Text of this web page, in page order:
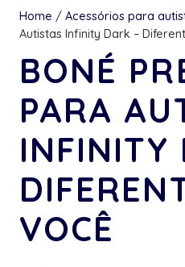
Home / Acessórios para
Autistas Infinity Dark –
BONÉ
PARA
INFINITY
VOCÊ